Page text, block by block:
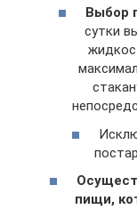
Выбор
сутки
пищи,